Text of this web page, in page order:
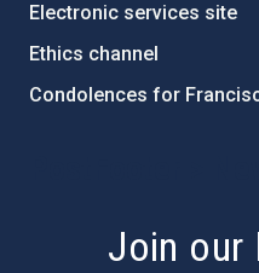
Electronic services site
Ethics channel
Condolences for
Join our